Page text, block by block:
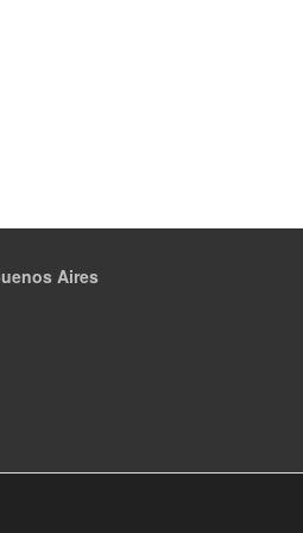
Aires